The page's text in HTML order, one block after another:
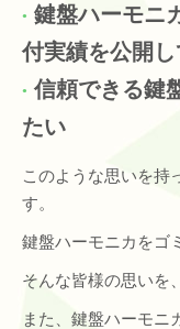
鍵盤ハーモニ
付実績を公開
信頼できる鍵
たい
このような思いを持
す。
鍵盤ハーモニカをゴ
そんな皆様の思いを
また、鍵盤ハーモニ